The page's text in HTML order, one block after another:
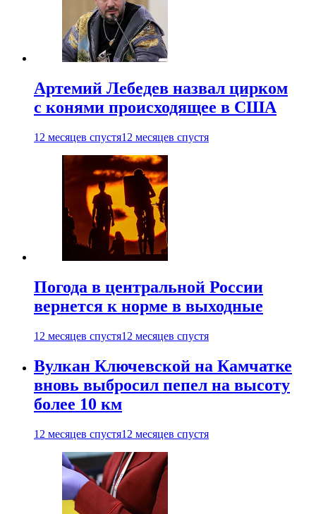
Артемий Лебедев назвал цирком
с конями происходящее в США
12 месяцев спустя12 месяцев спустя
Погода в центральной России
вернется к норме в выходные
12 месяцев спустя12 месяцев спустя
Вулкан Ключевской на Камчатке
вновь выбросил пепел на высоту
более 10 км
12 месяцев спустя12 месяцев спустя